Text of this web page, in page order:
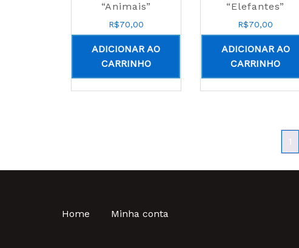
“Animais”
R$70,00
ADICIONAR AO
CARRINHO
“Elefantes”
R$70,00
ADICIONAR AO
CARRINHO
1
Home Minha conta